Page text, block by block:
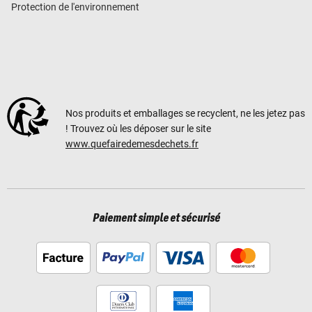
Protection de l'environnement
Nos produits et emballages se recyclent, ne les jetez pas
! Trouvez où les déposer sur le site
www.quefairedemesdechets.fr
Paiement simple et sécurisé